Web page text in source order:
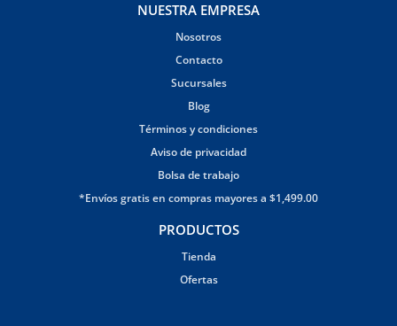
NUESTRA EMPRESA
Nosotros
Contacto
Sucursales
Blog
Términos y condiciones
Aviso de privacidad
Bolsa de trabajo
*Envíos gratis en compras mayores a $1,499.00
PRODUCTOS
Tienda
Ofertas